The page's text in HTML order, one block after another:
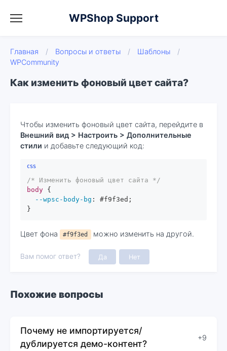
WPShop Support
Главная / Вопросы и ответы / Шаблоны
/
WPCommunity
Как изменить фоновый цвет сайта?
Чтобы изменить фоновый цвет сайта, перейдите в
Внешний вид > Настроить > Дополнительные
стили и добавьте следующий код:
/* Изменить фоновый цвет сайта */
body {
--wpsc-body-bg : #f9f3ed ;
}
Цвет фона #f9f3ed можно изменить на другой.
Вам помог ответ? Да Нет
Похожие вопросы
Почему не импортируется/
дублируется демо-контент?
+9